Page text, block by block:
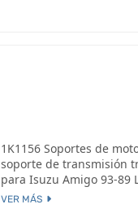
1K1156 Soportes de
soporte de transmisión
para Isuzu Amigo 93-89
VER MÁS